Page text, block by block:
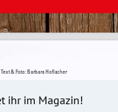
ihr im Magazin!